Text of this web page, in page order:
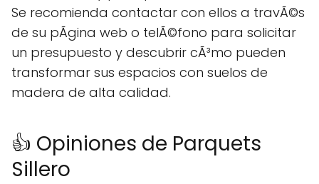
Se recomienda contactar con ellos a travÃ©s
de su pÃgina web o telÃ©fono para solicitar
un presupuesto y descubrir cÃ³mo pueden
transformar sus espacios con suelos de
madera de alta calidad.
👍 Opiniones de Parquets
Sillero